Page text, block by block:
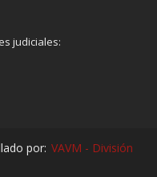
judiciales:
por: VAVM - División